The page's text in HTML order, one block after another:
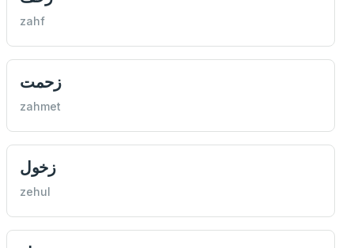
zahf
زحمت
zahmet
زخول
zehul